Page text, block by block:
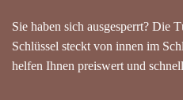
Sie haben sich ausgesperrt? Die
Schlüssel steckt von innen im
helfen Ihnen preiswert und